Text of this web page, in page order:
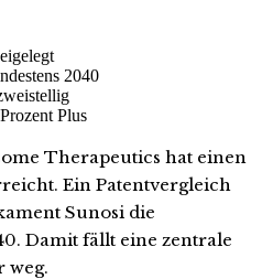
2040
Plus
Therapeutics hat einen
Ein Patentvergleich
Sunosi die
Damit fällt eine zentrale
weg.